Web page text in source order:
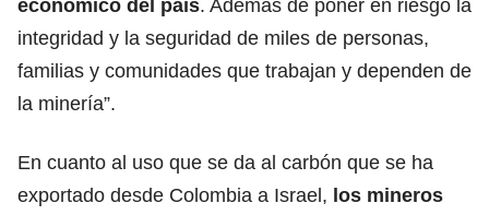
económico del país. Además de poner en riesgo la
integridad y la seguridad de miles de personas,
familias y comunidades que trabajan y dependen de
la minería”.
En cuanto al uso que se da al carbón que se ha
exportado desde Colombia a Israel, los mineros